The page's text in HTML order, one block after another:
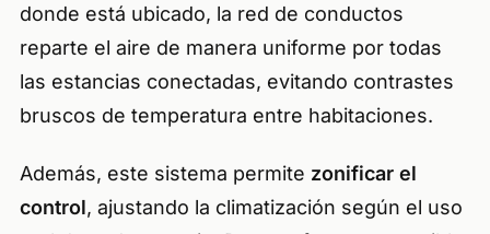
donde está ubicado, la red de conductos
reparte el aire de manera uniforme por todas
las estancias conectadas, evitando contrastes
bruscos de temperatura entre habitaciones.
Además, este sistema permite zonificar el
control, ajustando la climatización según el uso